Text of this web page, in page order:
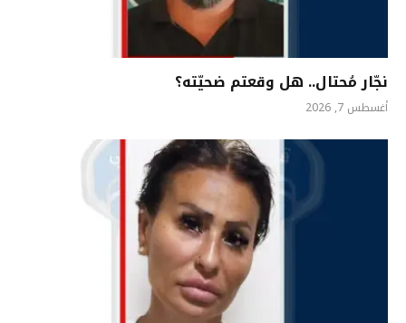
نجّار مُحتال.. هل وقعتم ضحيّته؟
أغسطس 7, 2026